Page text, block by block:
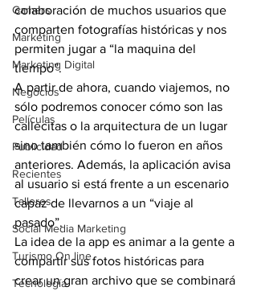
Gamers
Marketing
Marketing Digital
Negocios
Películas
Publicidad
Recientes
Talleres
Social Media Marketing
Turismo On line
Tecnología
colaboración de muchos usuarios que
comparten fotografías históricas y nos
permiten jugar a “la maquina del
tiempo”.
A partir de ahora, cuando viajemos, no
sólo podremos conocer cómo son las
callecitas o la arquitectura de un lugar
sino también cómo lo fueron en años
anteriores. Además, la aplicación avisa
al usuario si está frente a un escenario
capaz de llevarnos a un “viaje al
pasado”.
La idea de la app es animar a la gente a
compartir sus fotos históricas para
crear un gran archivo que se combinará